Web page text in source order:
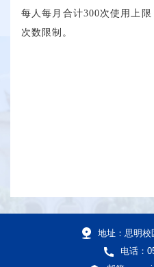
每人每月合计300次使用上
次数限制。
地址：思明校
电话：